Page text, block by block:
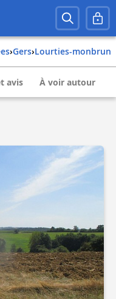
› gers› lourties-monbrun
avis À voir autour